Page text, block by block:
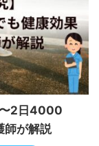
〜2日4000
師が解説